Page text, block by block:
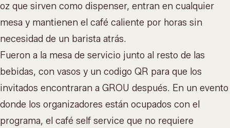
oz que sirven como dispenser, entran en cualquier
mesa y mantienen el café caliente por horas sin
necesidad de un barista atrás.
Fueron a la mesa de servicio junto al resto de las
bebidas, con vasos y un codigo QR para que los
invitados encontraran a GROU después. En un evento
donde los organizadores están ocupados con el
programa, el café self service que no requiere